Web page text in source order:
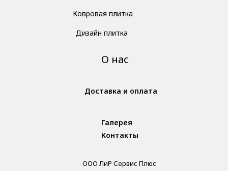
ООО ЛиР Сервис Плюс
Ковровая плитка
Контакты
Дизайн плитка
Доставка и оплата
О нас
Галерея